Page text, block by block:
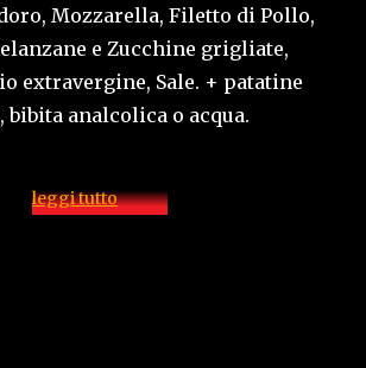
Mozzarella, Filetto di Pollo,
e Zucchine grigliate,
extravergine, Sale. + patatine
bibita analcolica o acqua.
leggi tutto